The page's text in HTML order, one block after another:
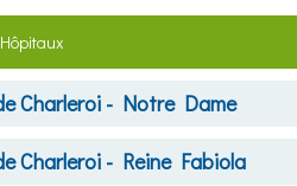
Hôpitaux
Charleroi - Notre Dame
Charleroi - Reine Fabiola